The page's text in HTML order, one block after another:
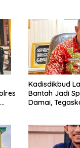
Kadisdikbud
Bantah Jadi
Damai,